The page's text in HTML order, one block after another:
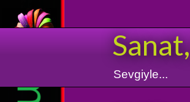
Sevgiyle...